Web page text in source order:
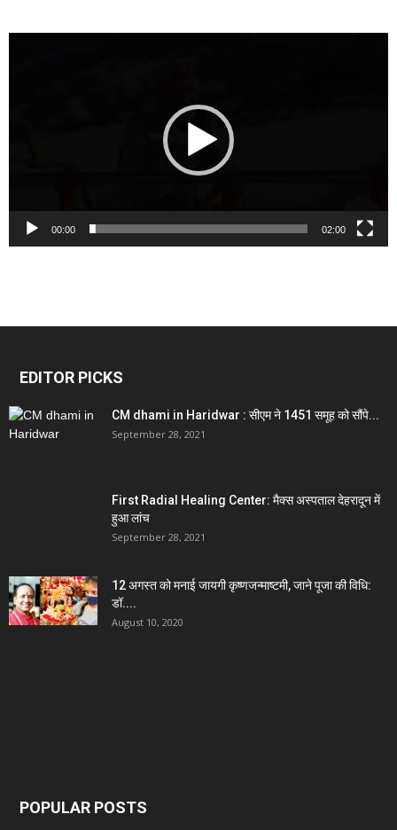
00:00 02:00
EDITOR PICKS
CM dhami in Haridwar : सीएम ने 1451 समूह को सौंपे...
September 28, 2021
First Radial Healing Center: मैक्स अस्पताल देहरादून में
हुआ लांच
September 28, 2021
12 अगस्त को मनाई जायगी कृष्णजन्माष्टमी, जाने पूजा की विधि:
डॉ....
August 10, 2020
POPULAR POSTS